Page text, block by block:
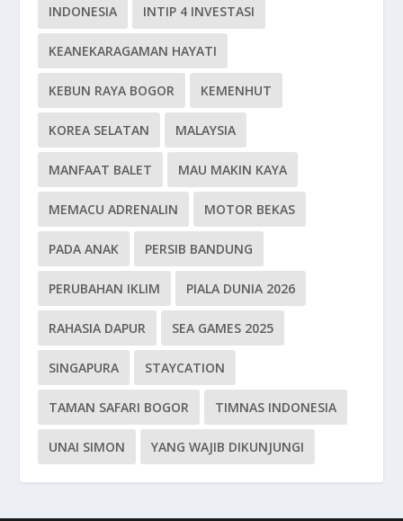
INDONESIA INTIP 4 INVESTASI
KEANEKARAGAMAN HAYATI
KEBUN RAYA BOGOR KEMENHUT
KOREA SELATAN MALAYSIA
MANFAAT BALET MAU MAKIN KAYA
MEMACU ADRENALIN MOTOR BEKAS
PADA ANAK PERSIB BANDUNG
PERUBAHAN IKLIM PIALA DUNIA 2026
RAHASIA DAPUR SEA GAMES 2025
SINGAPURA STAYCATION
TAMAN SAFARI BOGOR TIMNAS INDONESIA
UNAI SIMON YANG WAJIB DIKUNJUNGI